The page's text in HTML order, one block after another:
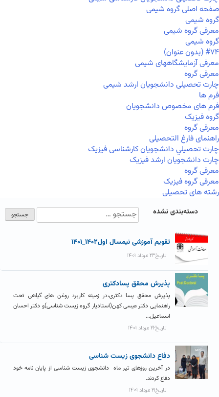
صفحه اصلی گروه شیمی
گروه شیمی
معرفی گروه شیمی
گروه شیمی
#۷۴ (بدون عنوان)
معرفی آزمایشگاههای شیمی
معرفی گروه
چارت تحصیلی دانشجویان ارشد شیمی
فرم ها
فرم های مخصوص دانشجویان
گروه فیزیک
معرفی گروه
راهنمای فارغ التحصیلی
چارت تحصيلي دانشجویان کارشناسی فیزیک
چارت دانشجویان ارشد فیزیک
معرفی گروه
معرفی گروه فیزیک
رشته های تحصیلی
دسته‌بندی نشده
تقویم آموزشی نیمسال اول۱۴۰۲_۱۴۰۱
تاریخ۲۳ مرداد ۱۴۰۱
پذیرش محقق پسادکتری
پذیرش محقق پسا دکتری،در زمینه کاربرد روغن های گیاهی تحت
راهنمایی دکتر عیسی کهن(استادیار گروه زیست شناسی)و دکتر احسان
اسماعیل...
تاریخ۲۲ مرداد ۱۴۰۱
دفاع دانشجوی زیست شناسی
در آخرین روزهای تیر ماه دانشجوی زیست شناسی از پایان نامه خود
دفاع کردند.
تاریخ۲۱ مرداد ۱۴۰۱